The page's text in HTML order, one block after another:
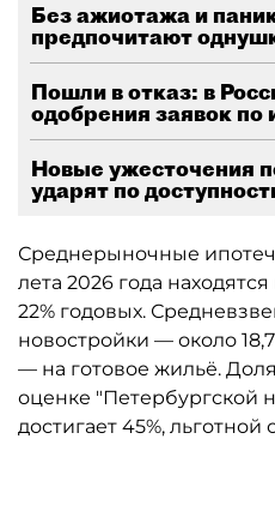
Без ажиотажа и
предпочитают
Пошли в отказ: в
одобрения заявок по
Новые ужесточения
ударят по
Среднерыночные
лета 2026 года
22% годовых.
новостройки — около
— на готовое жильё.
оценке "Петербургской
достигает 45%,